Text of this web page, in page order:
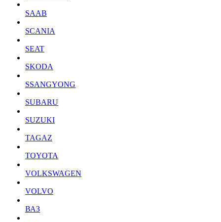
SAAB
SCANIA
SEAT
SKODA
SSANGYONG
SUBARU
SUZUKI
TAGAZ
TOYOTA
VOLKSWAGEN
VOLVO
ВАЗ